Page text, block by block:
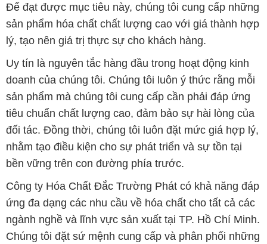
Để đạt được mục tiêu này, chúng tôi cung cấp những
sản phẩm hóa chất chất lượng cao với giá thành hợp
lý, tạo nên giá trị thực sự cho khách hàng.
Uy tín là nguyên tắc hàng đầu trong hoạt động kinh
doanh của chúng tôi. Chúng tôi luôn ý thức rằng mỗi
sản phẩm mà chúng tôi cung cấp cần phải đáp ứng
tiêu chuẩn chất lượng cao, đảm bảo sự hài lòng của
đối tác. Đồng thời, chúng tôi luôn đặt mức giá hợp lý,
nhằm tạo điều kiện cho sự phát triển và sự tồn tại
bền vững trên con đường phía trước.
Công ty Hóa Chất Đắc Trường Phát có khả năng đáp
ứng đa dạng các nhu cầu về hóa chất cho tất cả các
ngành nghề và lĩnh vực sản xuất tại TP. Hồ Chí Minh.
Chúng tôi đặt sứ mệnh cung cấp và phân phối những